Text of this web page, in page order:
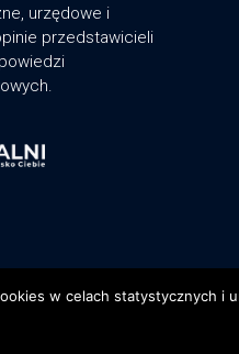
urzędowe i
przedstawicieli
w celach statystycznych i